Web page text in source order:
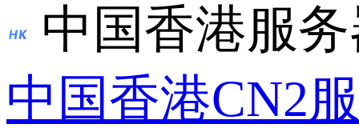
中国香港服
中国香港CN2